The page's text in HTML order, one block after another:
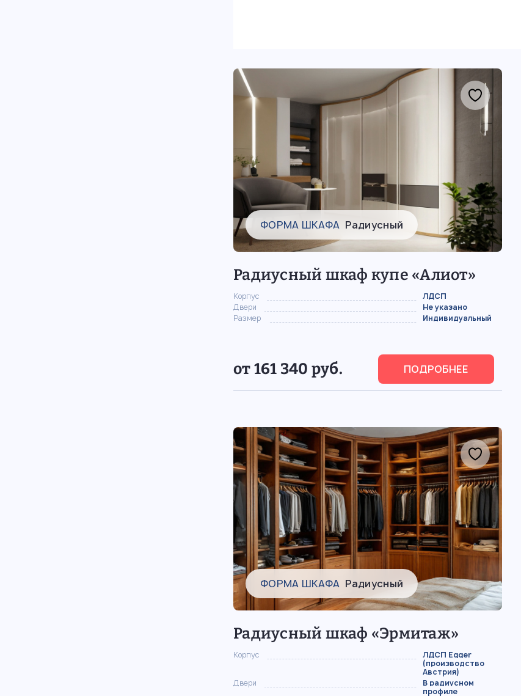
ФОРМА ШКАФА Радиусный
Радиусный шкаф купе «Алиот»
Корпус
ЛДСП
Двери
Не указано
Размер
Индивидуальный
от 161 340 руб. ПОДРОБНЕЕ
ФОРМА ШКАФА Радиусный
Радиусный шкаф «Эрмитаж»
Корпус
ЛДСП Egger
(производство
Австрия)
Двери
В радиусном
профиле